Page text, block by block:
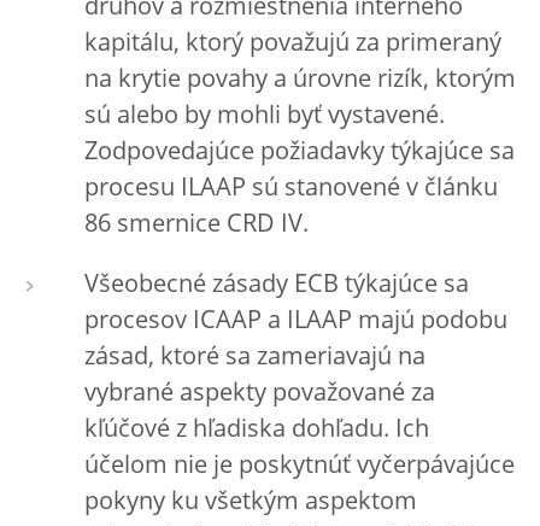
druhov a rozmiestnenia interného
kapitálu, ktorý považujú za primeraný
na krytie povahy a úrovne rizík, ktorým
sú alebo by mohli byť vystavené.
Zodpovedajúce požiadavky týkajúce sa
procesu ILAAP sú stanovené v článku
86 smernice CRD IV.
Všeobecné zásady ECB týkajúce sa
procesov ICAAP a ILAAP majú podobu
zásad, ktoré sa zameriavajú na
vybrané aspekty považované za
kľúčové z hľadiska dohľadu. Ich
účelom nie je poskytnúť vyčerpávajúce
pokyny ku všetkým aspektom